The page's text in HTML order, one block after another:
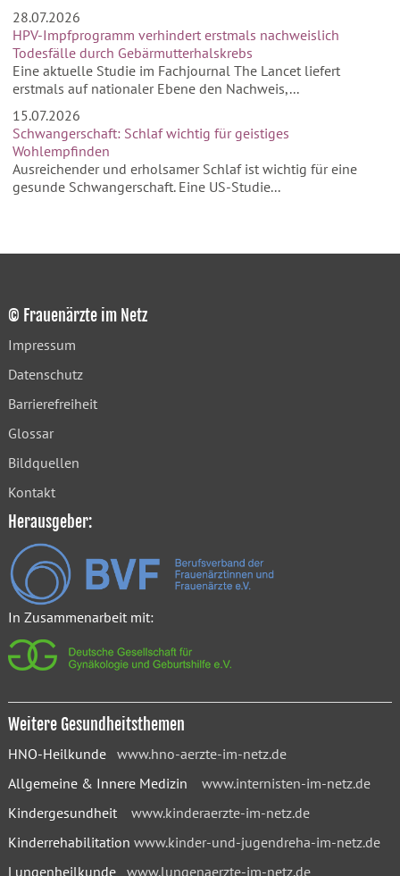
28.07.2026
HPV-Impfprogramm verhindert erstmals nachweislich
Todesfälle durch Gebärmutterhalskrebs
Eine aktuelle Studie im Fachjournal The Lancet liefert
erstmals auf nationaler Ebene den Nachweis,...
15.07.2026
Schwangerschaft: Schlaf wichtig für geistiges
Wohlempfinden
Ausreichender und erholsamer Schlaf ist wichtig für eine
gesunde Schwangerschaft. Eine US-Studie...
© Frauenärzte im Netz
Impressum
Datenschutz
Barrierefreiheit
Glossar
Bildquellen
Kontakt
Herausgeber:
In Zusammenarbeit mit:
Weitere Gesundheitsthemen
HNO-Heilkunde www.hno-aerzte-im-netz.de
Allgemeine & Innere Medizin www.internisten-im-netz.de
Kindergesundheit www.kinderaerzte-im-netz.de
Kinderrehabilitation www.kinder-und-jugendreha-im-netz.de
Lungenheilkunde www.lungenaerzte-im-netz.de